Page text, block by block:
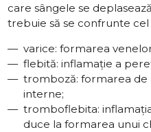
care sângele se
trebuie să se confrunte cel
varice: formarea
flebită: inflamație a
tromboză: formarea de
interne;
tromboflebita:
duce la formarea unui